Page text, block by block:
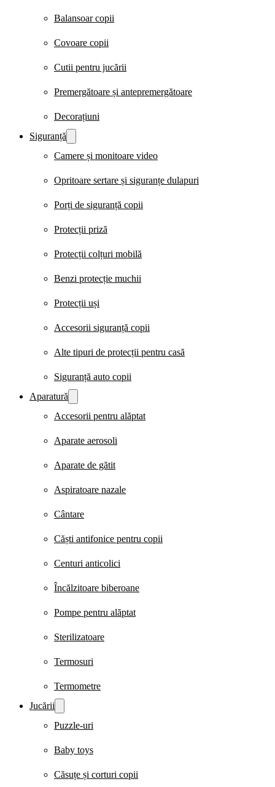
Balansoar copii
Covoare copii
Cutii pentru jucării
Premergătoare și antepremergătoare
Decorațiuni
Siguranță
Camere și monitoare video
Opritoare sertare și siguranțe dulapuri
Porți de siguranță copii
Protecții priză
Protecții colțuri mobilă
Benzi protecție muchii
Protecții uși
Accesorii siguranță copii
Alte tipuri de protecții pentru casă
Siguranță auto copii
Aparatură
Accesorii pentru alăptat
Aparate aerosoli
Aparate de gătit
Aspiratoare nazale
Cântare
Căști antifonice pentru copii
Centuri anticolici
Încălzitoare biberoane
Pompe pentru alăptat
Sterilizatoare
Termosuri
Termometre
Jucării
Puzzle-uri
Baby toys
Căsuțe și corturi copii